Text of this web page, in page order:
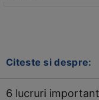
Citeste si despre:
6 lucruri